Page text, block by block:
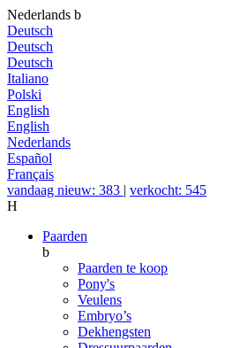
Nederlands b
Deutsch
Deutsch
Deutsch
Italiano
Polski
English
English
Nederlands
Español
Français
vandaag nieuw: 383 | verkocht: 545
H
Paarden
b
Paarden te koop
Pony's
Veulens
Embryo’s
Dekhengsten